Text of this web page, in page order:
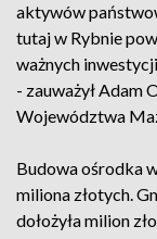
aktywów
tutaj w Rybnie
ważnych
- zauważył Adam
Województwa
Budowa ośrodka
miliona złotych.
dołożyła milion